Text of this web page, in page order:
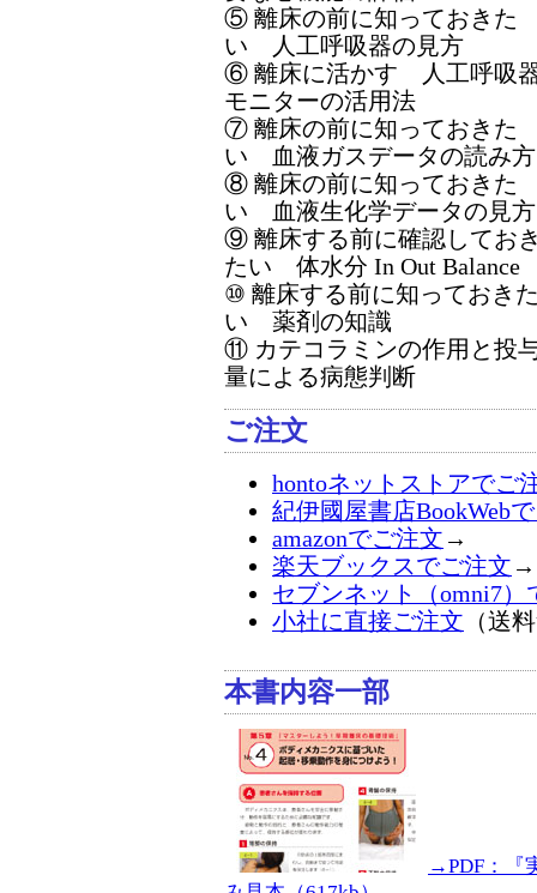
⑤ 離床の前に知っておきた
い 人工呼吸器の見方
⑥ 離床に活かす 人工呼吸
モニターの活用法
⑦ 離床の前に知っておきた
い 血液ガスデータの読み方
⑧ 離床の前に知っておきた
い 血液生化学データの見方
⑨ 離床する前に確認してお
たい 体水分 In Out Balance
⑩ 離床する前に知っておき
い 薬剤の知識
⑪ カテコラミンの作用と投
量による病態判断
ご注文
hontoネットストアでご
紀伊國屋書店BookWeb
amazonでご注文 →
楽天ブックスでご注文 →
セブンネット（omni7）
小社に直接ご注文 （送
本書内容一部
→PDF：『